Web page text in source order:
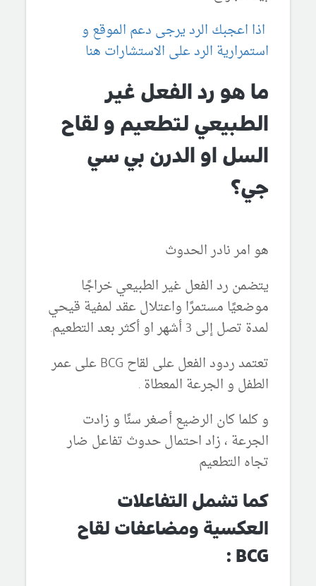
اذا اعجبك الرد يرجى دعم الموقع و
استمرارية الرد على الاستشارات هنا
ما هو رد الفعل غير
الطبيعي لتطعيم و لقاح
السل او الدرن بي سي
جي؟
هو امر نادر الحدوث
يتضمن رد الفعل غير الطبيعي خراجًا
موضعيًا مستمرًا واعتلال عقد لمفية قيحي
لمدة تصل إلى 3 أشهر او أكثر بعد التطعيم.
تعتمد ردود الفعل على لقاح BCG على عمر
الطفل و الجرعة المعطاة .
و كلما كان الرضيع أصغر سنًا و زادت
الجرعة ، زاد احتمال حدوث تفاعل ضار
تجاه التطعيم
كما تشمل التفاعلات
العكسية ومضاعفات لقاح
BCG :